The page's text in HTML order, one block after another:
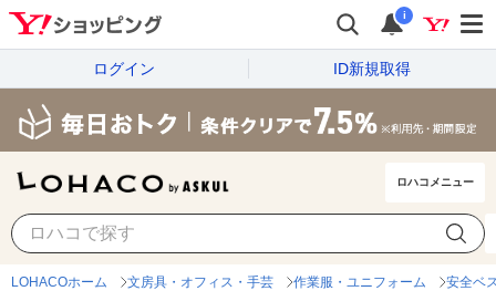
i
ログイン ID新規取得
ロハコメニュー
LOHACOホーム 文房具・オフィス・手芸 作業服・ユニフォーム 安全ベ